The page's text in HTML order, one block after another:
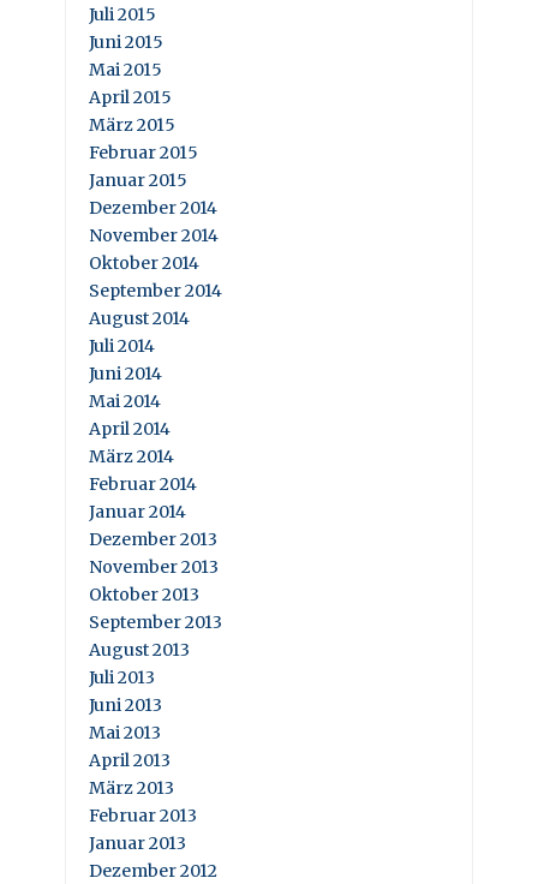
Juli 2015
Juni 2015
Mai 2015
April 2015
März 2015
Februar 2015
Januar 2015
Dezember 2014
November 2014
Oktober 2014
September 2014
August 2014
Juli 2014
Juni 2014
Mai 2014
April 2014
März 2014
Februar 2014
Januar 2014
Dezember 2013
November 2013
Oktober 2013
September 2013
August 2013
Juli 2013
Juni 2013
Mai 2013
April 2013
März 2013
Februar 2013
Januar 2013
Dezember 2012